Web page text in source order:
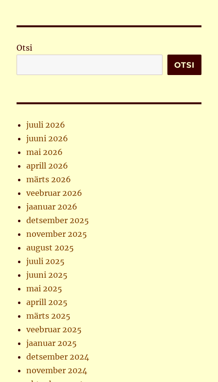
Otsi
OTSI
juuli 2026
juuni 2026
mai 2026
aprill 2026
märts 2026
veebruar 2026
jaanuar 2026
detsember 2025
november 2025
august 2025
juuli 2025
juuni 2025
mai 2025
aprill 2025
märts 2025
veebruar 2025
jaanuar 2025
detsember 2024
november 2024